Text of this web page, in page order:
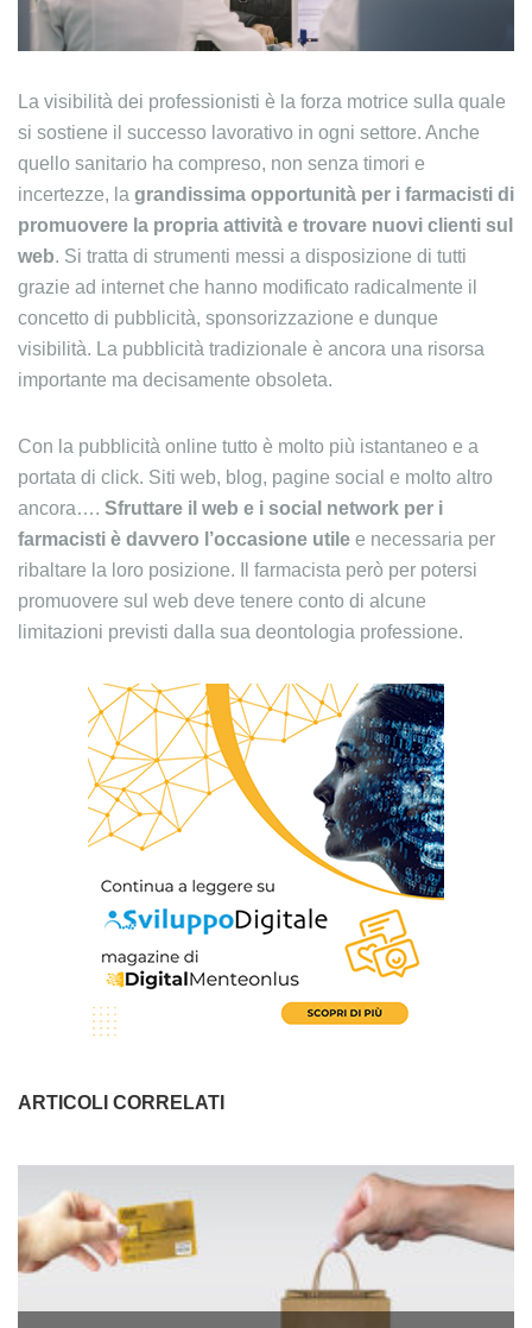
La visibilità dei professionisti è la forza motrice sulla quale
si sostiene il successo lavorativo in ogni settore. Anche
quello sanitario ha compreso, non senza timori e
incertezze, la grandissima opportunità per i farmacisti di
promuovere la propria attività e trovare nuovi clienti sul
web. Si tratta di strumenti messi a disposizione di tutti
grazie ad internet che hanno modificato radicalmente il
concetto di pubblicità, sponsorizzazione e dunque
visibilità. La pubblicità tradizionale è ancora una risorsa
importante ma decisamente obsoleta.
Con la pubblicità online tutto è molto più istantaneo e a
portata di click. Siti web, blog, pagine social e molto altro
ancora…. Sfruttare il web e i social network per i
farmacisti è davvero l’occasione utile e necessaria per
ribaltare la loro posizione. Il farmacista però per potersi
promuovere sul web deve tenere conto di alcune
limitazioni previsti dalla sua deontologia professione.
ARTICOLI CORRELATI